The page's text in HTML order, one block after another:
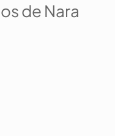
de Nara